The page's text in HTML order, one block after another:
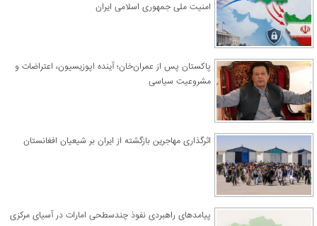
امنیت ملی جمهوری اسلامی ایران
پاکستان پس از عمران‌خان؛ آینده اپوزیسیون، اعتراضات و
مشروعیت سیاسی
اثرگذاری مهاجرین بازگشته از ایران بر شیعیان افغانستان
پیامدهای راهبردی نفوذ چندسطحی امارات در آسیای مرکزی